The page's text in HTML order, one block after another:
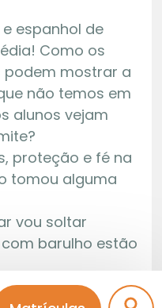
espanhol de
Como os
podem mostrar a
não temos em
alunos vejam
proteção e fé na
tomou alguma
vou soltar
barulho estão